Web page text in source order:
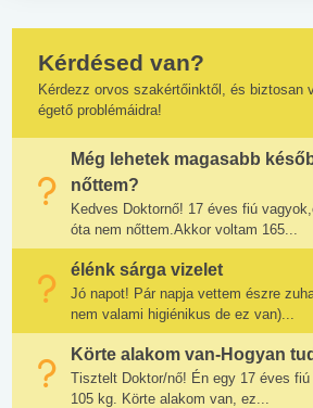
Kérdésed van?
Kérdezz orvos szakértőinktől, és biztosan
égető problémáidra!
Még lehetek magasabb
nőttem?
Kedves Doktornő! 17 éves fiú
óta nem nőttem.Akkor voltam 165...
élénk sárga vizelet
Jó napot! Pár napja vettem észre
nem valami higiénikus de ez van)...
Körte alakom van-Hogyan
Tisztelt Doktor/nő! Én egy 17 éves
105 kg. Körte alakom van, ez...